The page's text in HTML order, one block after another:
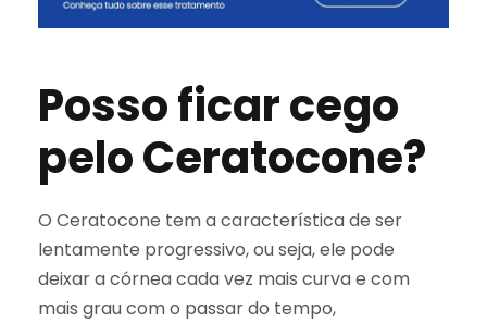
Posso ficar cego
pelo Ceratocone?
O Ceratocone tem a característica de ser
lentamente progressivo, ou seja, ele pode
deixar a córnea cada vez mais curva e com
mais grau com o passar do tempo,